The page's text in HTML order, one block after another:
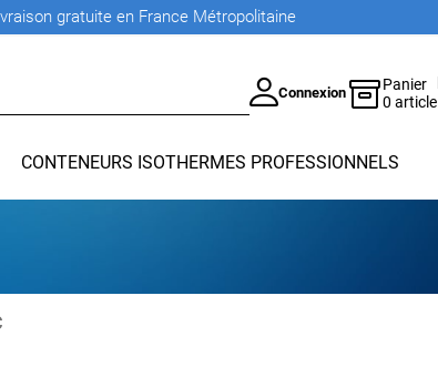
gratuite en France Métropolitaine
Connexion
Panier
0 article
CONTENEURS ISOTHERMES PROFESSIONNELS